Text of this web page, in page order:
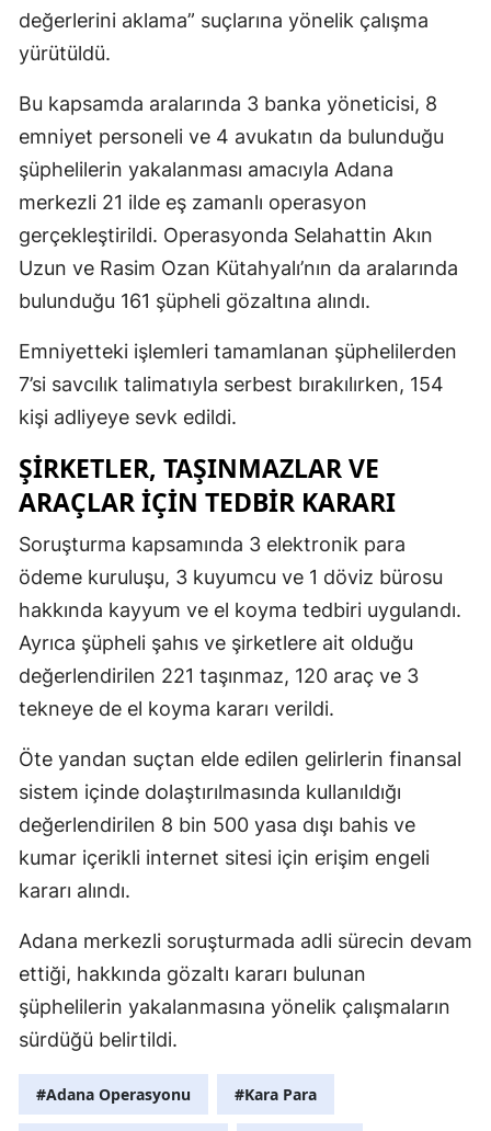
değerlerini aklama” suçlarına yönelik çalışma
yürütüldü.
Bu kapsamda aralarında 3 banka yöneticisi, 8
emniyet personeli ve 4 avukatın da bulunduğu
şüphelilerin yakalanması amacıyla Adana
merkezli 21 ilde eş zamanlı operasyon
gerçekleştirildi. Operasyonda Selahattin Akın
Uzun ve Rasim Ozan Kütahyalı’nın da aralarında
bulunduğu 161 şüpheli gözaltına alındı.
Emniyetteki işlemleri tamamlanan şüphelilerden
7’si savcılık talimatıyla serbest bırakılırken, 154
kişi adliyeye sevk edildi.
ŞIRKETLER, TAŞINMAZLAR VE
ARAÇLAR İÇIN TEDBIR KARARI
Soruşturma kapsamında 3 elektronik para
ödeme kuruluşu, 3 kuyumcu ve 1 döviz bürosu
hakkında kayyum ve el koyma tedbiri uygulandı.
Ayrıca şüpheli şahıs ve şirketlere ait olduğu
değerlendirilen 221 taşınmaz, 120 araç ve 3
tekneye de el koyma kararı verildi.
Öte yandan suçtan elde edilen gelirlerin finansal
sistem içinde dolaştırılmasında kullanıldığı
değerlendirilen 8 bin 500 yasa dışı bahis ve
kumar içerikli internet sitesi için erişim engeli
kararı alındı.
Adana merkezli soruşturmada adli sürecin devam
ettiği, hakkında gözaltı kararı bulunan
şüphelilerin yakalanmasına yönelik çalışmaların
sürdüğü belirtildi.
#Adana Operasyonu #Kara Para